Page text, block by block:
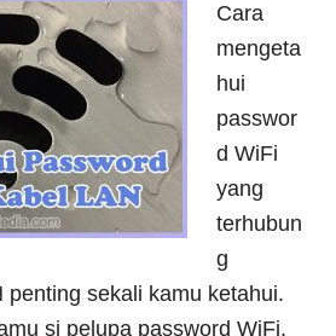
Cara
mengeta
hui
passwor
d WiFi
yang
terhubun
g
penting sekali kamu ketahui.
si pelupa password WiFi.